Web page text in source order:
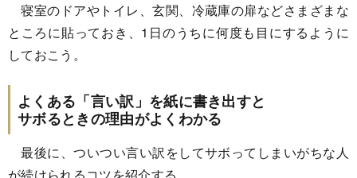
寝室のドアやトイレ、玄関、冷蔵庫の扉などさまざまな
ところに貼っておき、1日のうちに何度も目にするように
しておこう。
よくある「言い訳」を紙に書き出すと
サボるときの理由がよくわかる
最後に、ついつい言い訳をしてサボってしまいがちな人